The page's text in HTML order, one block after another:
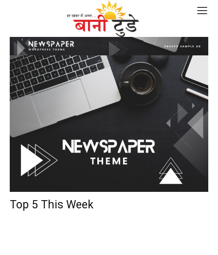
Top 5 This Week